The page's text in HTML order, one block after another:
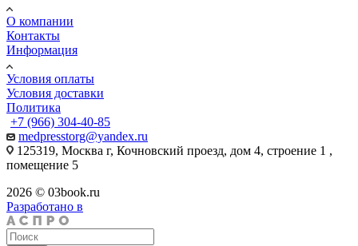
О компании
Контакты
Информация
Условия оплаты
Условия доставки
Политика
+7 (966) 304-40-85
medpresstorg@yandex.ru
125319, Москва г, Кочновский проезд, дом 4, строение 1 ,
помещение 5
2026 © 03book.ru
Разработано в